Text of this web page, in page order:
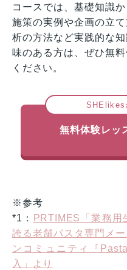
コースでは、基礎知識
施策の実例や企画の立
析の方法など実践的な
味のある方は、ぜひ無
ください。
SHElikes
無料体験レッ
※参考
*1：
PRTIMES「業務用
誇る老舗パスタ専門メ
ンコミュニティ『
入」より